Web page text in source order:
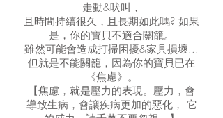
走動&吠叫，
且時間持續很久，且長期如此嗎? 如果
是，你的寶貝不適合關籠。
雖然可能會造成打掃困擾&家具損壞...
但就是不能關籠，因為你的寶貝已在
《焦慮》。
【焦慮，就是壓力的表現。壓力，會
導致生病，會讓疾病更加的惡化， 它